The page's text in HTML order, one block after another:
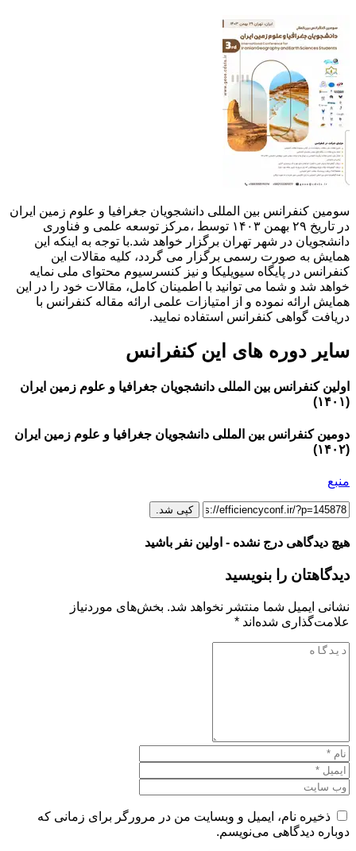
سومین کنفرانس بین المللی دانشجویان جغرافیا و علوم زمین ایران
در تاریخ ۲۹ بهمن ۱۴۰۳ توسط ،مرکز توسعه علمی و فناوری
دانشجویان در شهر تهران برگزار خواهد شد.با توجه به اینکه این
همایش به صورت رسمی برگزار می گردد، کلیه مقالات این
کنفرانس در پایگاه سیویلیکا و نیز کنسرسیوم محتوای ملی نمایه
خواهد شد و شما می توانید با اطمینان کامل، مقالات خود را در این
همایش ارائه نموده و از امتیازات علمی ارائه مقاله کنفرانس با
دریافت گواهی کنفرانس استفاده نمایید.
سایر دوره های این کنفرانس
اولین کنفرانس بین المللی دانشجویان جغرافیا و علوم زمین ایران
(۱۴۰۱)
دومین کنفرانس بین المللی دانشجویان جغرافیا و علوم زمین ایران
(۱۴۰۲)
منبع
کپی شد.
هیچ دیدگاهی درج نشده - اولین نفر باشید
دیدگاهتان را بنویسید
نشانی ایمیل شما منتشر نخواهد شد. بخش‌های موردنیاز
علامت‌گذاری شده‌اند *
ذخیره نام، ایمیل و وبسایت من در مرورگر برای زمانی که
دوباره دیدگاهی می‌نویسم.